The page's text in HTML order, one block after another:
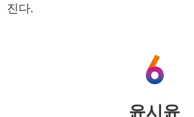
진다.
윤시윤